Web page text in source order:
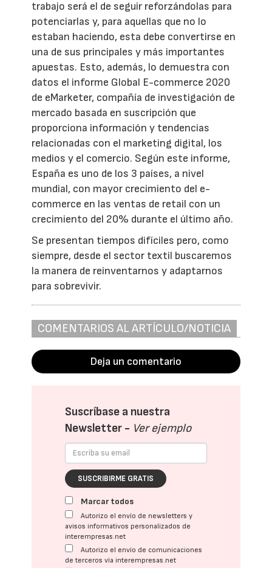
trabajo será el de seguir reforzándolas para
potenciarlas y, para aquellas que no lo
estaban haciendo, esta debe convertirse en
una de sus principales y más importantes
apuestas. Esto, además, lo demuestra con
datos el informe Global E-commerce 2020
de eMarketer, compañía de investigación de
mercado basada en suscripción que
proporciona información y tendencias
relacionadas con el marketing digital, los
medios y el comercio. Según este informe,
España es uno de los 3 países, a nivel
mundial, con mayor crecimiento del e-
commerce en las ventas de retail con un
crecimiento del 20% durante el último año.
Se presentan tiempos difíciles pero, como
siempre, desde el sector textil buscaremos
la manera de reinventarnos y adaptarnos
para sobrevivir.
COMENTARIOS AL ARTÍCULO/NOTICIA
Deja un comentario
Suscríbase a nuestra
Newsletter - Ver ejemplo
SUSCRIBIRME GRATIS
Marcar todos
Autorizo el envío de newsletters y
avisos informativos personalizados de
interempresas.net
Autorizo el envío de comunicaciones
de terceros vía interempresas.net